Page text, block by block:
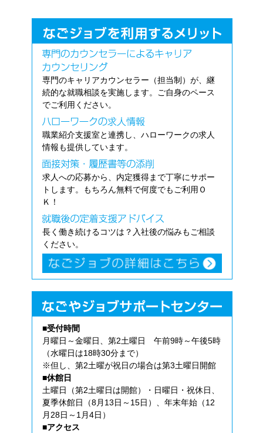
専門のキャリアカウンセラー（担当制）が、継
続的な就職相談を実施します。ご自身のペース
でご利用ください。
職業紹介支援室と連携し、ハローワークの求人
情報も提供しています。
求人への応募から、内定獲得まで丁寧にサポー
トします。もちろん無料で何度でもご利用Ｏ
Ｋ！
長く働き続けるコツは？入社後の悩みもご相談
ください。
■受付時間
月曜日～金曜日、第2土曜日 午前9時～午後5時
（水曜日は18時30分まで）
※但し、第2土曜が祝日の場合は第3土曜日開館
■休館日
土曜日（第2土曜日は開館）・日曜日・祝休日、
夏季休館日（8月13日～15日）、年末年始（12
月28日～1月4日）
■アクセス